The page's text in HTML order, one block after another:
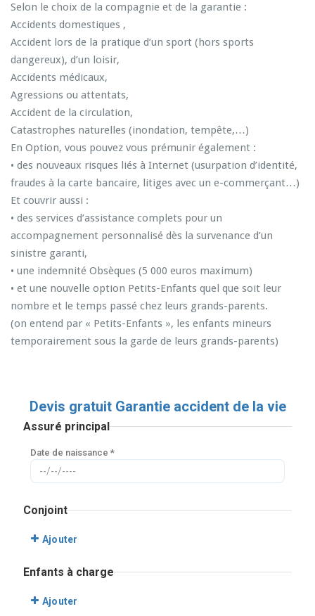
Selon le choix de la compagnie et de la garantie :
Accidents domestiques ,
Accident lors de la pratique d’un sport (hors sports
dangereux), d’un loisir,
Accidents médicaux,
Agressions ou attentats,
Accident de la circulation,
Catastrophes naturelles (inondation, tempête,…)
En Option, vous pouvez vous prémunir également :
• des nouveaux risques liés à Internet (usurpation d’identité,
fraudes à la carte bancaire, litiges avec un e-commerçant…)
Et couvrir aussi :
• des services d’assistance complets pour un
accompagnement personnalisé dès la survenance d’un
sinistre garanti,
• une indemnité Obsèques (5 000 euros maximum)
• et une nouvelle option Petits-Enfants quel que soit leur
nombre et le temps passé chez leurs grands-parents.
(on entend par « Petits-Enfants », les enfants mineurs
temporairement sous la garde de leurs grands-parents)